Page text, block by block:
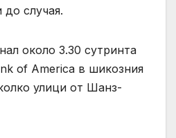
до случая.
около 3.30 сутринта
of America в шикозния
улици от Шанз-